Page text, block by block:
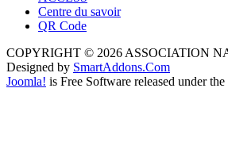
Centre du savoir
QR Code
COPYRIGHT © 2026 ASSOCIATION
Designed by SmartAddons.Com
Joomla! is Free Software released under the